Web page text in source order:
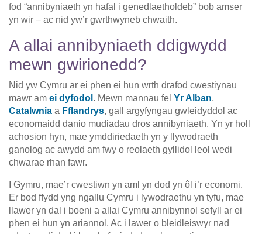
fod “annibyniaeth yn hafal i genedlaetholdeb” bob amser
yn wir – ac nid yw’r gwrthwyneb chwaith.
A allai annibyniaeth ddigwydd
mewn gwirionedd?
Nid yw Cymru ar ei phen ei hun wrth drafod cwestiynau
mawr am ei dyfodol . Mewn mannau fel Yr Alban,
Catalwnia a Fflandrys, gall argyfyngau gwleidyddol ac
economaidd danio mudiadau dros annibyniaeth. Yn yr holl
achosion hyn, mae ymddiriedaeth yn y llywodraeth
ganolog ac awydd am fwy o reolaeth gyllidol leol wedi
chwarae rhan fawr.
I Gymru, mae’r cwestiwn yn aml yn dod yn ôl i’r economi.
Er bod ffydd yng ngallu Cymru i lywodraethu yn tyfu, mae
llawer yn dal i boeni a allai Cymru annibynnol sefyll ar ei
phen ei hun yn ariannol. Ac i lawer o bleidleiswyr nad